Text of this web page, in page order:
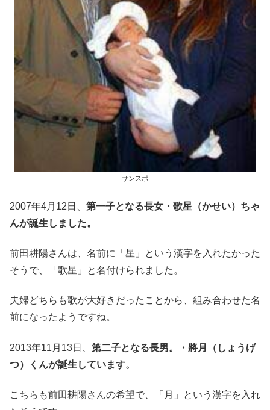
サンスポ
2007年4月12日、 第一子となる長女・歌星（かせい）ちゃ
んが誕生しました。
前田耕陽さんは、名前に「星」という漢字を入れたかった
そうで、「歌星」と名付けられました。
夫婦どちらも歌が大好きだったことから、組み合わせた名
前になったようですね。
2013年11月13日、 第二子となる長男。・將月（しょうげ
つ）くんが誕生しています。
こちらも前田耕陽さんの希望で、「月」という漢字を入れ